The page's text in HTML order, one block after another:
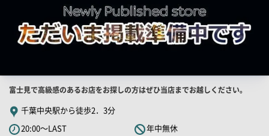
店
舗
PR
キ
富士見で高級感のあるお店をお探しの方はぜひ当店までお越しください。
千葉中央駅から徒歩2．3分
20:00～LAST
年中無休